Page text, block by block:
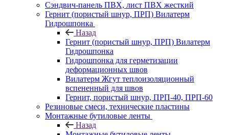
Сэндвич-панель ПВХ, лист ПВХ жесткий
Гернит (пористый шнур, ПРП) Вилатерм
Гидрошпонка
Назад
Гернит (пористый шнур, ПРП) Вилатерм
Гидрошпонка
Гидрошпонка для герметизации
деформационных швов
Вилатерм Жгут теплоизоляционный
вспененный для швов
Гернит, пористый шнур, ПРП-40, ПРП-60
Резиновые смеси, технические пластины
Монтажные бутиловые ленты
Назад